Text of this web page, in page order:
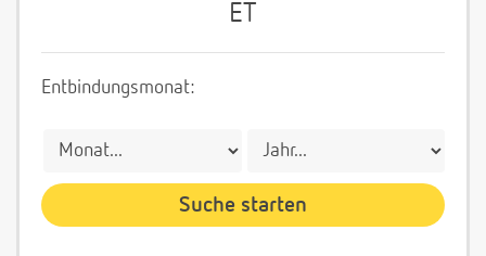
ET
Entbindungsmonat: